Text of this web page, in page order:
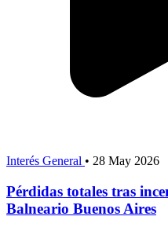
Interés General • 28 May 2026
Pérdidas totales tras
Balneario Buenos Aires